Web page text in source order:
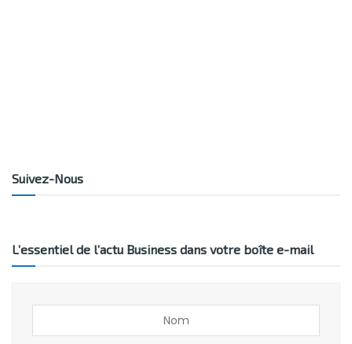
Suivez-Nous
L’essentiel de l’actu Business dans votre boîte e-mail